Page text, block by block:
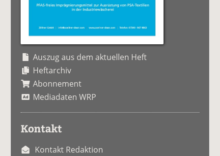
Auszug aus dem aktuellen Heft
Heftarchiv
Abonnement
Mediadaten WRP
Kontakt
Kontakt Redaktion